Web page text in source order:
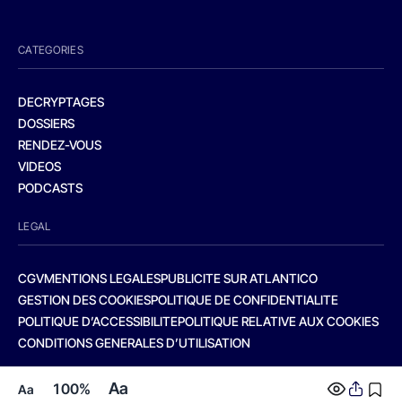
Aa 100% Aa
CATEGORIES
DECRYPTAGES
DOSSIERS
RENDEZ-VOUS
VIDEOS
PODCASTS
LEGAL
CGVMENTIONS LEGALESPUBLICITE SUR ATLANTICO
GESTION DES COOKIESPOLITIQUE DE CONFIDENTIALITE
POLITIQUE D’ACCESSIBILITEPOLITIQUE RELATIVE AUX COOKIES
CONDITIONS GENERALES D’UTILISATION